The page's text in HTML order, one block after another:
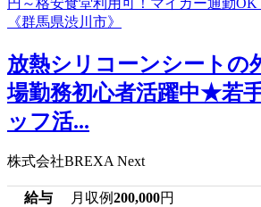
放熱シリコーンシートの
場勤務初心者活躍中★若
ッフ活...
株式会社BREXA Next
給与 月収例200,000円